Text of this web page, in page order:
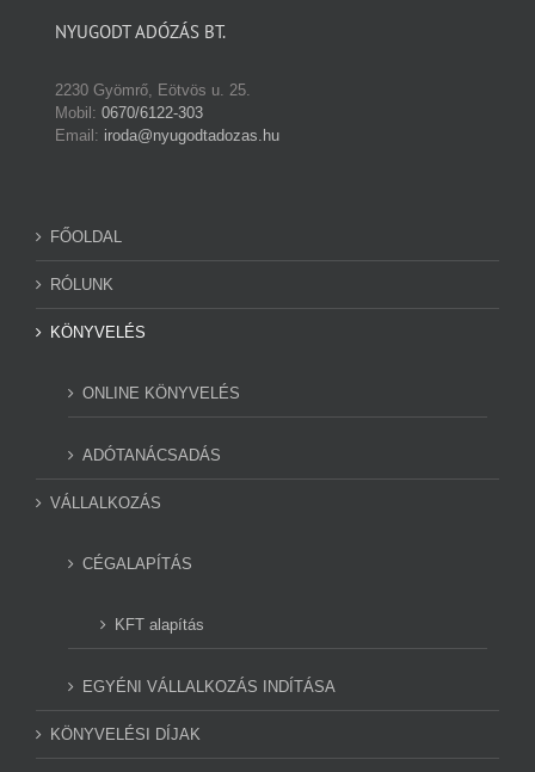
NYUGODT ADÓZÁS BT.
2230 Gyömrő, Eötvös u. 25.
Mobil: 0670/6122-303
Email: iroda@nyugodtadozas.hu
FŐOLDAL
RÓLUNK
KÖNYVELÉS
ONLINE KÖNYVELÉS
ADÓTANÁCSADÁS
VÁLLALKOZÁS
CÉGALAPÍTÁS
KFT alapítás
EGYÉNI VÁLLALKOZÁS INDÍTÁSA
KÖNYVELÉSI DÍJAK